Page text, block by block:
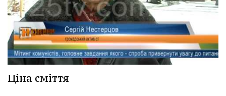
Ціна сміття